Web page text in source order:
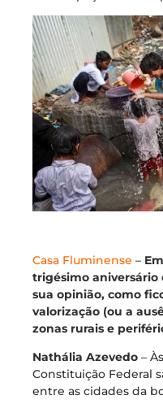
Casa Fluminense –
trigésimo aniversário
sua opinião, como
valorização (ou a
zonas rurais e
Nathália Azevedo –
Constituição Federal
entre as cidades da